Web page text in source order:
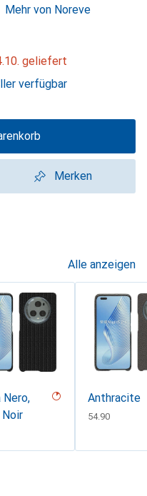
Mehr von Noreve
geliefert
verfügbar
Merken
Alle anzeigen
Nero,
Noir
Anthracite
CHF
54.90